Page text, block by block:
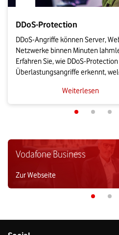
DDoS-Protection
DDoS-Angriffe können Server,
Netzwerke binnen Minuten
Erfahren Sie, wie DDoS-Protection
Überlastungsangriffe erkennt,
bei der Anbieterwahl gemäß NIS2
achten sollten.
Weiterlesen
Vodafone Business
Zur Webseite